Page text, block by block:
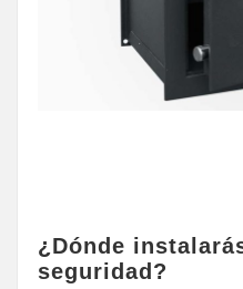
¿Dónde
seguridad?